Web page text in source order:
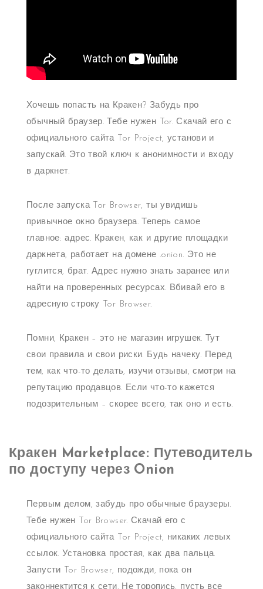
Хочешь попасть на Кракен? Забудь про
обычный браузер. Тебе нужен Tor. Скачай его с
официального сайта Tor Project, установи и
запускай. Это твой ключ к анонимности и входу
в даркнет.
После запуска Tor Browser, ты увидишь
привычное окно браузера. Теперь самое
главное: адрес. Кракен, как и другие площадки
даркнета, работает на домене .onion. Это не
гуглится, брат. Адрес нужно знать заранее или
найти на проверенных ресурсах. Вбивай его в
адресную строку Tor Browser.
Помни, Кракен – это не магазин игрушек. Тут
свои правила и свои риски. Будь начеку. Перед
тем, как что-то делать, изучи отзывы, смотри на
репутацию продавцов. Если что-то кажется
подозрительным – скорее всего, так оно и есть.
Кракен Marketplace: Путеводитель
по доступу через Onion
Первым делом, забудь про обычные браузеры.
Тебе нужен Tor Browser. Скачай его с
официального сайта Tor Project, никаких левых
ссылок. Установка простая, как два пальца.
Запусти Tor Browser, подожди, пока он
законнектится к сети. Не торопись, пусть все